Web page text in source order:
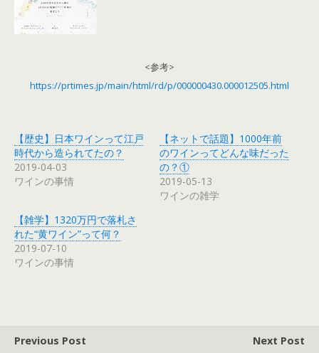
<参考>
https://prtimes.jp/main/html/rd/p/000000430.000012505.html
【歴史】日本ワインって江戸
時代から造られてたの？
2019-04-03
ワインの事情
【ネットで話題】1000年前
のワインってどんな味だった
の？①
2019-05-13
ワインの雑学
【雑学】1320万円で落札さ
れた“黄ワイン”って何？
2019-07-10
ワインの事情
Previous Post Next Post